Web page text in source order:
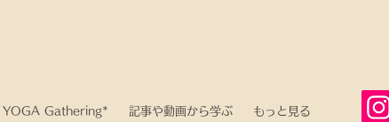
YOGA Gathering* 記事や動画から学ぶ もっと見る